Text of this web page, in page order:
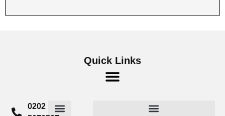
Quick Links
0202